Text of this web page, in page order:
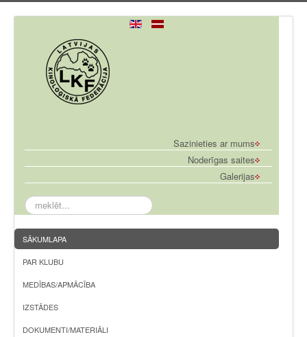
Sazinieties ar mums
Noderīgas saites
Galerijas
meklēt...
SĀKUMLAPA
PAR KLUBU
MEDĪBAS/APMĀCĪBA
IZSTĀDES
DOKUMENTI/MATERIĀLI